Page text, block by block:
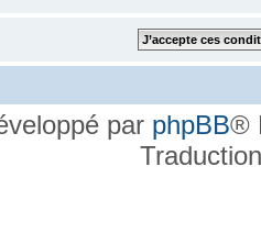
par phpBB®